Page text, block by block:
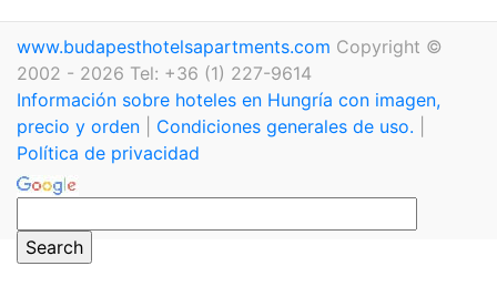
www.budapesthotelsapartments.com Copyright ©
2002 - 2026 Tel: +36 (1) 227-9614
Información sobre hoteles en Hungría con imagen,
precio y orden
Condiciones generales de uso.
Política de privacidad